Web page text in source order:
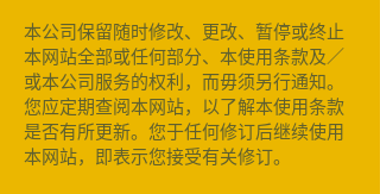
本公司保留随时修改、更改、暂停或终止
本网站全部或任何部分、本使用条款及／
或本公司服务的权利，而毋须另行通知。
您应定期查阅本网站，以了解本使用条款
是否有所更新。您于任何修订后继续使用
本网站，即表示您接受有关修订。